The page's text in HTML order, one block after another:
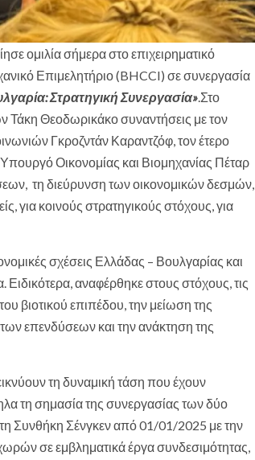
ομιλία σήμερα στο επιχειρηματικό
Επιμελητήριο (BHCCI) σε συνεργασία
Στρατηγική Συνεργασία».Στο
Θεοδωρικάκο συναντήσεις με τον
Γκροζντάν Καραντζόφ, τον έτερο
Οικονομίας και Βιομηχανίας Πέταρ
τη διεύρυνση των οικονομικών δεσμών,
για κοινούς στρατηγικούς στόχους, για
σχέσεις Ελλάδας – Βουλγαρίας και
Ειδικότερα, αναφέρθηκε στους στόχους, τις
βιοτικού επιπέδου, την μείωση της
επενδύσεων και την ανάκτηση της
τη δυναμική τάση που έχουν
τη σημασία της συνεργασίας των δύο
Συνθήκη Σένγκεν από 01/01/2025 με την
σε εμβληματικά έργα συνδεσιμότητας,